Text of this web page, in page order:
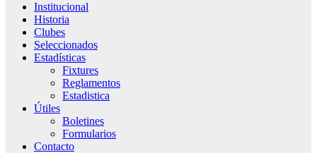
Institucional
Historia
Clubes
Seleccionados
Estadísticas
Fixtures
Reglamentos
Estadistica
Útiles
Boletines
Formularios
Contacto